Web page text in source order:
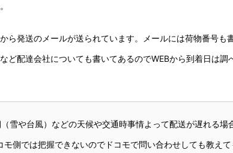
から発送のメールが送られています。メールには荷物番号も
ど配達会社についても書いてあるのでWEBから到着日は調
雪や台風）などの天候や交通時事情よって配送が遅れる場
モ側では把握できないのでドコモで問い合わせしても教えて